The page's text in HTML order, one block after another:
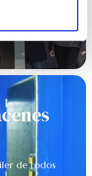
de todos